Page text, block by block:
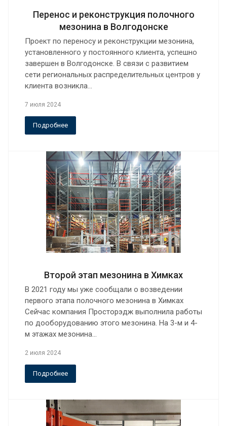
Перенос и реконструкция полочного
мезонина в Волгодонске
Проект по переносу и реконструкции мезонина,
установленного у постоянного клиента, успешно
завершен в Волгодонске. В связи с развитием
сети региональных распределительных центров у
клиента возникла…
7 июля 2024
Подробнее
Второй этап мезонина в Химках
В 2021 году мы уже сообщали о возведении
первого этапа полочного мезонина в Химках
Сейчас компания Просторэдж выполнила работы
по дооборудованию этого мезонина. На 3-м и 4-
м этажах мезонина…
2 июля 2024
Подробнее